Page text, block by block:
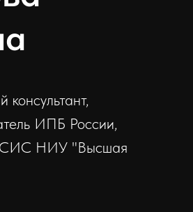
консультант,
ИПБ России,
НИУ "Высшая